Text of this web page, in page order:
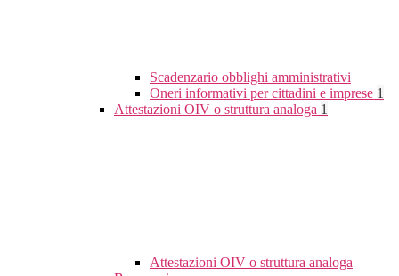
Scadenzario obblighi amministrativi
Oneri informativi per cittadini e imprese 1
Attestazioni OIV o struttura analoga 1
Attestazioni OIV o struttura analoga